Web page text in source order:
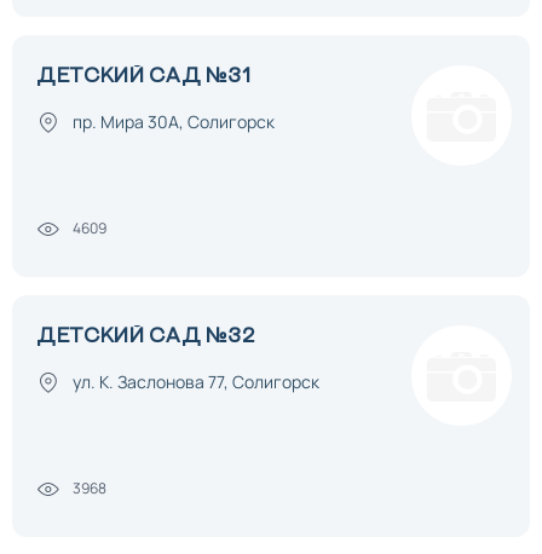
ДЕТСКИЙ САД №31
пр. Мира 30А, Солигорск
4609
ДЕТСКИЙ САД №32
ул. К. Заслонова 77, Солигорск
3968